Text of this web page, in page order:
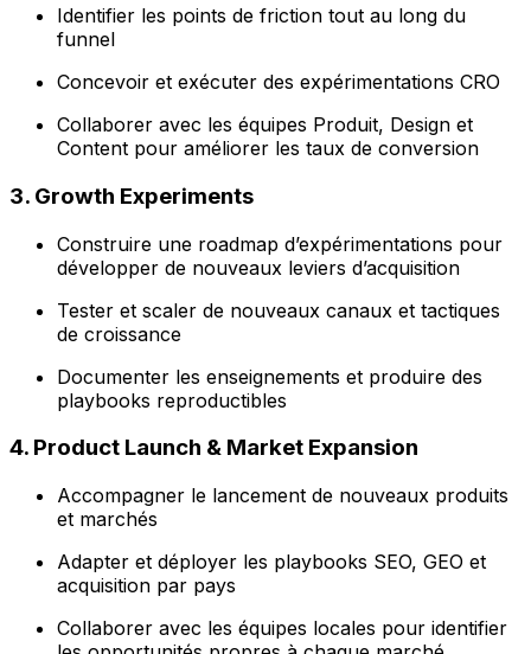
Identifier les points de friction tout au long du
funnel
Concevoir et exécuter des expérimentations CRO
Collaborer avec les équipes Produit, Design et
Content pour améliorer les taux de conversion
3. Growth Experiments
Construire une roadmap d’expérimentations pour
développer de nouveaux leviers d’acquisition
Tester et scaler de nouveaux canaux et tactiques
de croissance
Documenter les enseignements et produire des
playbooks reproductibles
4. Product Launch & Market Expansion
Accompagner le lancement de nouveaux produits
et marchés
Adapter et déployer les playbooks SEO, GEO et
acquisition par pays
Collaborer avec les équipes locales pour identifier